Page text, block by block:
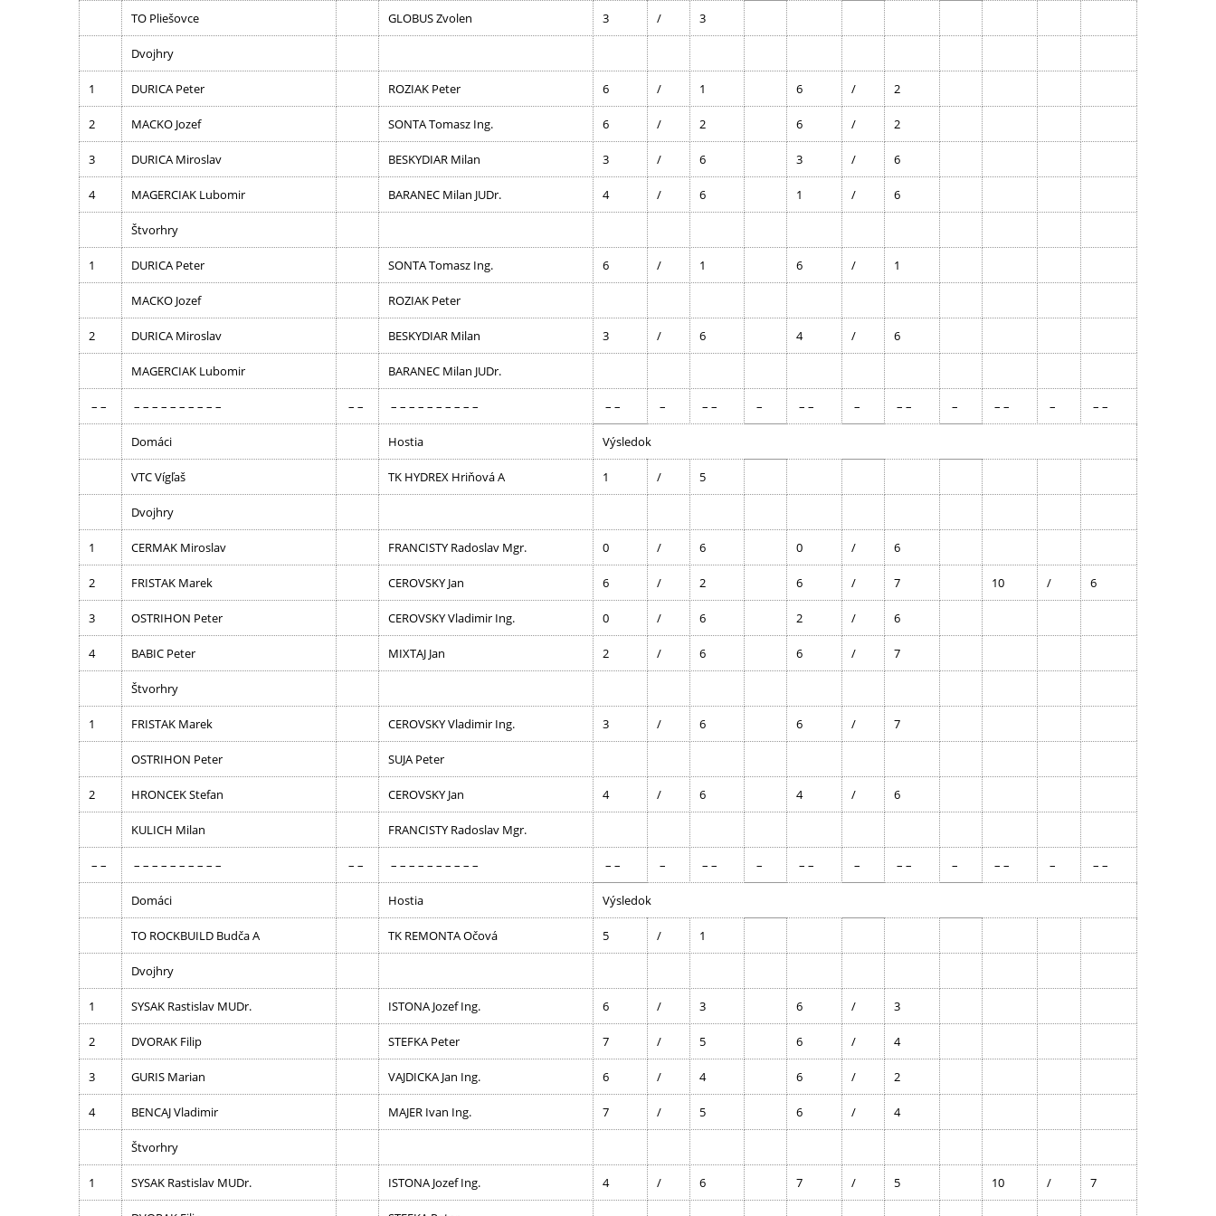
2014
2013
Roky 2001 – 2010
Roky 1991 – 2000
TO Pliešovce GLOBUS Zvolen 3 / 3
Dvojhry
1 DURICA Peter ROZIAK Peter 6 / 1 6 / 2
2 MACKO Jozef SONTA Tomasz Ing. 6 / 2 6 / 2
3 DURICA Miroslav BESKYDIAR Milan 3 / 6 3 / 6
4 MAGERCIAK Lubomir BARANEC Milan JUDr. 4 / 6 1 / 6
Štvorhry
1 DURICA Peter SONTA Tomasz Ing. 6 / 1 6 / 1
MACKO Jozef ROZIAK Peter
2 DURICA Miroslav BESKYDIAR Milan 3 / 6 4 / 6
MAGERCIAK Lubomir BARANEC Milan JUDr.
– – – – – – – – – – – – – – – – – – – – – – – – – – – – – – – – – – – – – – – – –
Domáci Hostia Výsledok
VTC Vígľaš TK HYDREX Hriňová A 1 / 5
Dvojhry
1 CERMAK Miroslav FRANCISTY Radoslav Mgr. 0 / 6 0 / 6
2 FRISTAK Marek CEROVSKY Jan 6 / 2 6 / 7 10 / 6
3 OSTRIHON Peter CEROVSKY Vladimir Ing. 0 / 6 2 / 6
4 BABIC Peter MIXTAJ Jan 2 / 6 6 / 7
Štvorhry
1 FRISTAK Marek CEROVSKY Vladimir Ing. 3 / 6 6 / 7
OSTRIHON Peter SUJA Peter
2 HRONCEK Stefan CEROVSKY Jan 4 / 6 4 / 6
KULICH Milan FRANCISTY Radoslav Mgr.
– – – – – – – – – – – – – – – – – – – – – – – – – – – – – – – – – – – – – – – – –
Domáci Hostia Výsledok
TO ROCKBUILD Budča A TK REMONTA Očová 5 / 1
Dvojhry
1 SYSAK Rastislav MUDr. ISTONA Jozef Ing. 6 / 3 6 / 3
2 DVORAK Filip STEFKA Peter 7 / 5 6 / 4
3 GURIS Marian VAJDICKA Jan Ing. 6 / 4 6 / 2
4 BENCAJ Vladimir MAJER Ivan Ing. 7 / 5 6 / 4
Štvorhry
1 SYSAK Rastislav MUDr. ISTONA Jozef Ing. 4 / 6 7 / 5 10 / 7